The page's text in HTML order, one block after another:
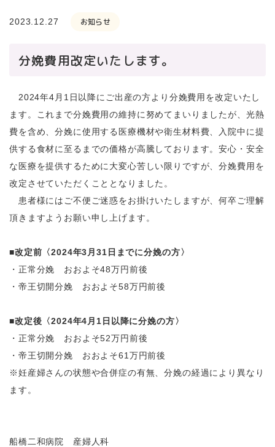
2023.12.27 お知らせ
分娩費用改定いたします。
2024年4月1日以降にご出産の方より分娩費用を改定いたし
ます。これまで分娩費用の維持に努めてまいりましたが、光熱
費を含め、分娩に使用する医療機材や衛生材料費、入院中に提
供する食材に至るまでの価格が高騰しております。安心・安全
な医療を提供するために大変心苦しい限りですが、分娩費用を
改定させていただくこととなりました。
患者様にはご不便ご迷惑をお掛けいたしますが、何卒ご理解
頂きますようお願い申し上げます。
■改定前〈2024年3 月31 日までに分娩の方〉
・正常分娩 おおよそ48万円前後
・帝王切開分娩 おおよそ58万円前後
■改定後〈2024年4 月 1 日以降に分娩の方〉
・正常分娩 おおよそ52万円前後
・帝王切開分娩 おおよそ61万円前後
※妊産婦さんの状態や合併症の有無、分娩の経過により異なり
ます。
船橋二和病院 産婦人科